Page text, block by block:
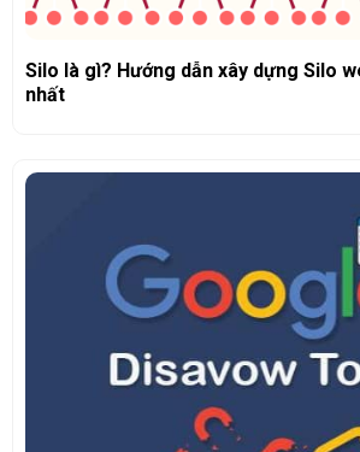
Silo là gì? Hướng dẫn xây dựng Silo
nhất